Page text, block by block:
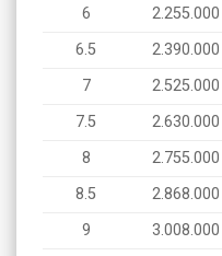
6
2.255.000
6.5
2.390.000
7
2.525.000
7.5
2.630.000
8
2.755.000
8.5
2.868.000
9
3.008.000